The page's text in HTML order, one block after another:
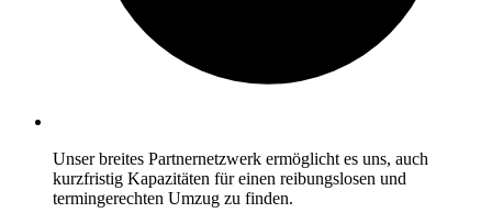
Unser breites Partnernetzwerk ermöglicht es uns, auch
kurzfristig Kapazitäten für einen reibungslosen und
termingerechten Umzug zu finden.